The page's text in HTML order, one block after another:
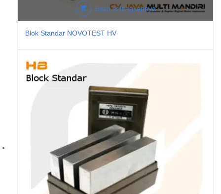
Baca selengkapnya
Blok Standar NOVOTEST HV